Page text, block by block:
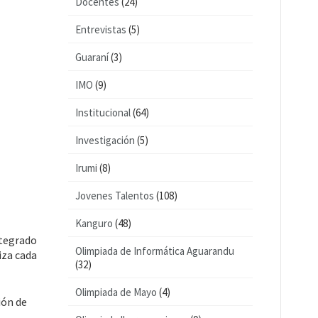
cada
de
Entrevistas (5)
Guaraní(3)
IMO (9)
Institucional(64)
Investigación (5)
Irumi (8)
Jovenes Talentos (108)
Kanguro (48)
Olimpiada de Informática Aguarandu
(32)
Olimpiada de Mayo (4)